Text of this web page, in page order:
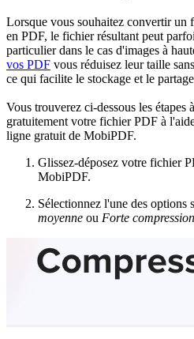
Lorsque vous souhaitez convertir un
en PDF, le fichier résultant peut
particulier dans le cas d'images à
vos PDF vous réduisez leur taille
ce qui facilite le stockage et le
Vous trouverez ci-dessous les étapes
gratuitement votre fichier PDF à
ligne gratuit de MobiPDF.
Glissez-déposez votre fichier
MobiPDF.
Sélectionnez l'une des options
moyenne ou Forte compression